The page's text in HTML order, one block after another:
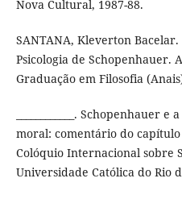
Nova Cultural, 1987-88.
SANTANA, Kleverton
Psicologia de Schopenhauer.
Graduação em Filosofia
____________. Schopenhauer
moral: comentário do
Colóquio Internacional sobre
Universidade Católica do Rio